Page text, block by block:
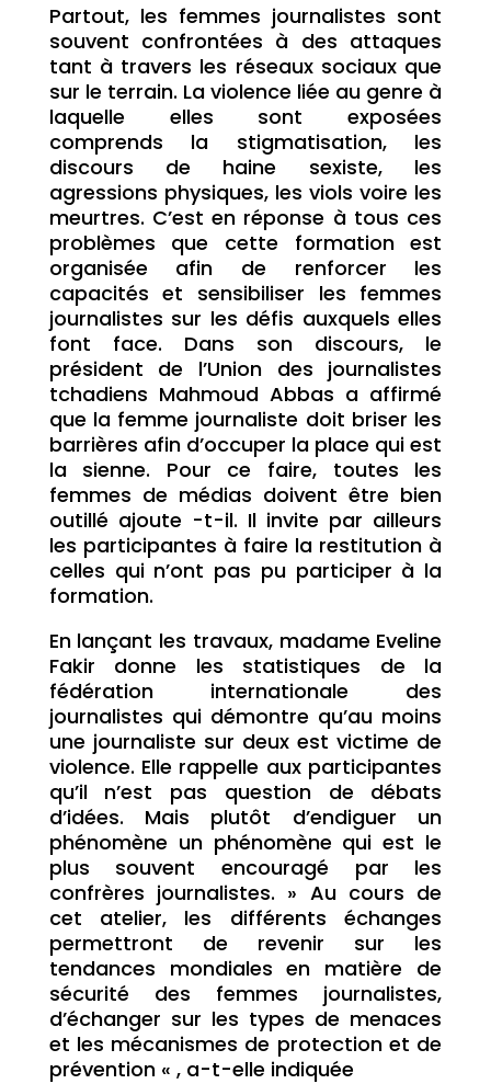
Partout, les femmes journalistes sont
souvent confrontées à des attaques
tant à travers les réseaux sociaux que
sur le terrain. La violence liée au genre à
laquelle elles sont exposées
comprends la stigmatisation, les
discours de haine sexiste, les
agressions physiques, les viols voire les
meurtres. C’est en réponse à tous ces
problèmes que cette formation est
organisée afin de renforcer les
capacités et sensibiliser les femmes
journalistes sur les défis auxquels elles
font face. Dans son discours, le
président de l’Union des journalistes
tchadiens Mahmoud Abbas a affirmé
que la femme journaliste doit briser les
barrières afin d’occuper la place qui est
la sienne. Pour ce faire, toutes les
femmes de médias doivent être bien
outillé ajoute -t-il. Il invite par ailleurs
les participantes à faire la restitution à
celles qui n’ont pas pu participer à la
formation.
En lançant les travaux, madame Eveline
Fakir donne les statistiques de la
fédération internationale des
journalistes qui démontre qu’au moins
une journaliste sur deux est victime de
violence. Elle rappelle aux participantes
qu’il n’est pas question de débats
d’idées. Mais plutôt d’endiguer un
phénomène un phénomène qui est le
plus souvent encouragé par les
confrères journalistes. » Au cours de
cet atelier, les différents échanges
permettront de revenir sur les
tendances mondiales en matière de
sécurité des femmes journalistes,
d’échanger sur les types de menaces
et les mécanismes de protection et de
prévention « , a-t-elle indiquée